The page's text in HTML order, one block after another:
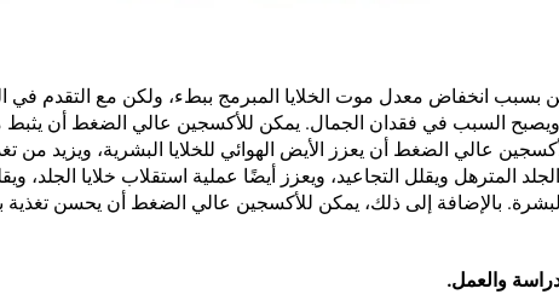
بسبب انخفاض معدل موت الخلايا المبرمج ببطء، ولكن مع التقدم في
ويصبح السبب في فقدان الجمال. يمكن للأكسجين عالي الضغط أن يثبط
عالي الضغط أن يعزز الأيض الهوائي للخلايا البشرية، ويزيد من
المترهل ويقلل التجاعيد، ويعزز أيضًا عملية استقلاب خلايا الجلد،
بالإضافة إلى ذلك، يمكن للأكسجين عالي الضغط أن يحسن تغذية
والعمل.